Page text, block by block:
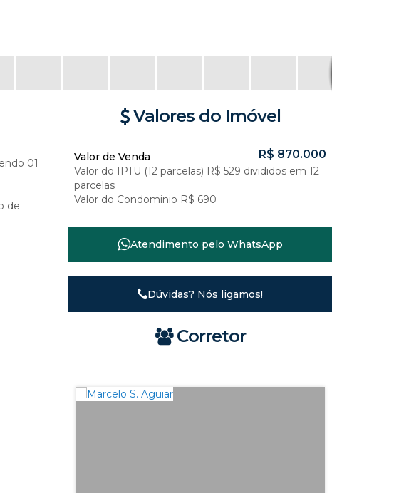
01
de
Valores do Imóvel
R$ 870.000
Valor de Venda
Valor do IPTU (12 parcelas) R$ 529 divididos em 12
parcelas
Valor do Condominio R$ 690
Atendimento pelo WhatsApp
Dúvidas? Nós ligamos!
Corretor